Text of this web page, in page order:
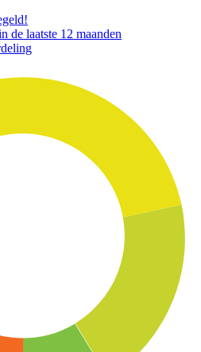
de laatste 12 maanden